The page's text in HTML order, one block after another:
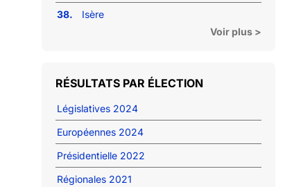
38.
Isère
Voir plus >
RÉSULTATS PAR ÉLECTION
Législatives 2024
Européennes 2024
Présidentielle 2022
Régionales 2021